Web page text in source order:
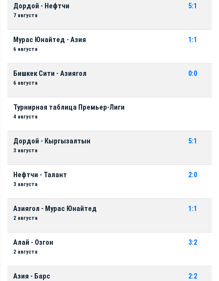
Дордой - Нефтчи
7 августа
5:1
Мурас Юнайтед - Азия
6 августа
1:1
Бишкек Сити - Азиягол
6 августа
0:0
Турнирная таблица Премьер-Лиги
4 августа
Дордой - Кыргызалтын
3 августа
5:1
Нефтчи - Талант
3 августа
2:0
Азиягол - Мурас Юнайтед
2 августа
1:1
Алай - Озгон
2 августа
3:2
Азия - Барс 2:2